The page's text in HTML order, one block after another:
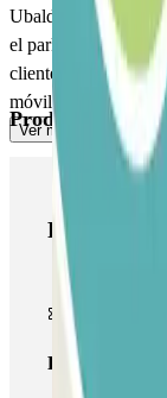
Ubaldi y también a
el parking
clientes está el
móvil.
Ver mais
Produtos Parclick
Produtos
Passe simples